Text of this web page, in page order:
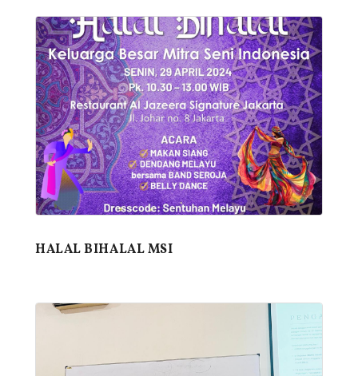
HALAL BIHALAL MSI